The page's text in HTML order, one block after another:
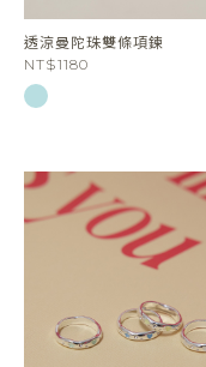
透涼曼陀珠雙條項鍊
NT$1180